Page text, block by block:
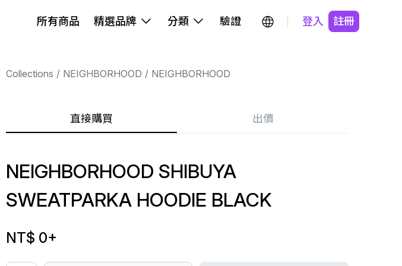
所有商品 精選品牌 分類 驗證 登入 註冊
Collections NEIGHBORHOOD NEIGHBORHOOD
直接購買 出價
NEIGHBORHOOD SHIBUYA
SWEATPARKA HOODIE BLACK
NT$ 0+